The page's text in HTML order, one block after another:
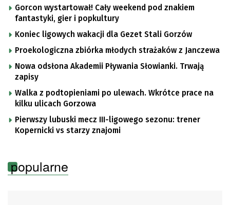
Gorcon wystartował! Cały weekend pod znakiem
fantastyki, gier i popkultury
Koniec ligowych wakacji dla Gezet Stali Gorzów
Proekologiczna zbiórka młodych strażaków z Janczewa
Nowa odsłona Akademii Pływania Słowianki. Trwają
zapisy
Walka z podtopieniami po ulewach. Wkrótce prace na
kilku ulicach Gorzowa
Pierwszy lubuski mecz III-ligowego sezonu: trener
Kopernicki vs starzy znajomi
popularne